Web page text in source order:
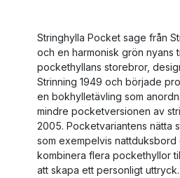
Stringhylla Pocket sage från
och en harmonisk grön nyans
pockethyllans storebror,
Strinning 1949 och började
en bokhylletävling som
mindre pocketversionen av
2005. Pocketvariantens nätta
som exempelvis
kombinera flera pockethyllor
att skapa ett personligt